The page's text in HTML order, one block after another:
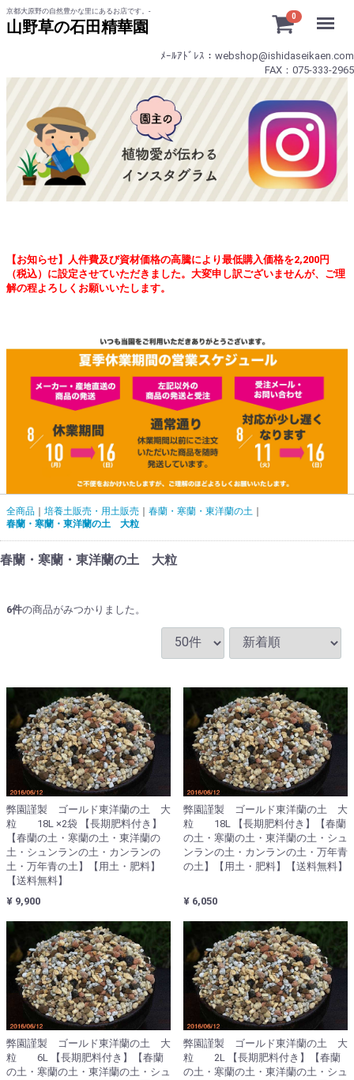
京都大原野の自然豊かな里にあるお店です。-
山野草の石田精華園
0
ﾒｰﾙｱﾄﾞﾚｽ：webshop@ishidaseikaen.com
FAX：075-333-2965
【お知らせ】人件費及び資材価格の高騰により最低購入価格を2,200円
（税込）に設定させていただきました。大変申し訳ございませんが、ご理
解の程よろしくお願いいたします。
全商品 培養土販売・用土販売
春蘭・寒蘭・東洋蘭の土
春蘭・寒蘭・東洋蘭の土 大粒
春蘭・寒蘭・東洋蘭の土 大粒
6件の商品がみつかりました。
弊園謹製 ゴールド東洋蘭の土 大
粒 18L ×2袋 【長期肥料付き】
【春蘭の土・寒蘭の土・東洋蘭の
土・シュンランの土・カンランの
土・万年青の土】【用土・肥料】
【送料無料】
¥ 9,900
弊園謹製 ゴールド東洋蘭の土 大
粒 18L 【長期肥料付き】【春蘭
の土・寒蘭の土・東洋蘭の土・シュ
ンランの土・カンランの土・万年青
の土】【用土・肥料】【送料無料】
¥ 6,050
弊園謹製 ゴールド東洋蘭の土 大
粒 6L 【長期肥料付き】【春蘭
の土・寒蘭の土・東洋蘭の土・シュ
弊園謹製 ゴールド東洋蘭の土 大
粒 2L 【長期肥料付き】【春蘭
の土・寒蘭の土・東洋蘭の土・シュ